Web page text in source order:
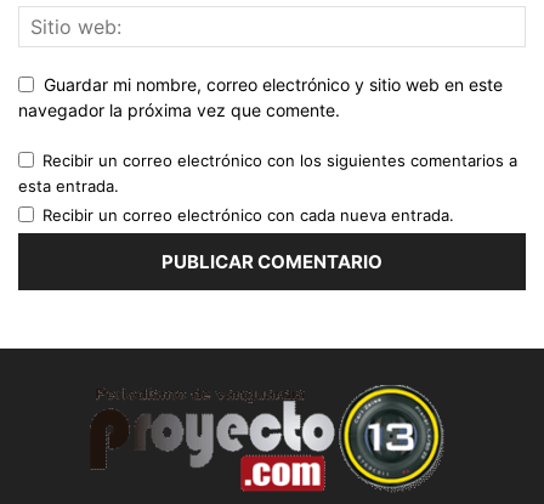
Guardar mi nombre, correo electrónico y sitio web en este
navegador la próxima vez que comente.
Recibir un correo electrónico con los siguientes comentarios a
esta entrada.
Recibir un correo electrónico con cada nueva entrada.